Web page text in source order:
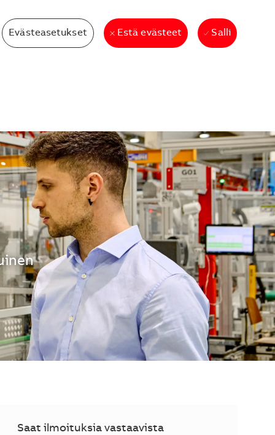
Evästeasetukset Estä evästeet Salli
Saat ilmoituksia vastaavista